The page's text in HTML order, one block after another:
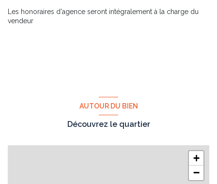
salle de bain 4 m²
Les honoraires d'agence seront intégralement à la charge du
vendeur
AUTOUR DU BIEN
Découvrez le quartier
+
−